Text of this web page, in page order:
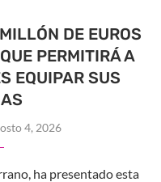
DE EUROS
PERMITIRÁ A
EQUIPAR SUS
4, 2026
ha presentado esta